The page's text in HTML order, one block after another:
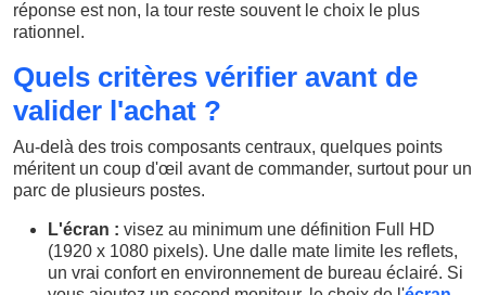
réponse est non, la tour reste souvent le choix le plus
rationnel.
Quels critères vérifier avant de
valider l'achat ?
Au-delà des trois composants centraux, quelques points
méritent un coup d'œil avant de commander, surtout pour un
parc de plusieurs postes.
L'écran : visez au minimum une définition Full HD
(1920 x 1080 pixels). Une dalle mate limite les reflets,
un vrai confort en environnement de bureau éclairé. Si